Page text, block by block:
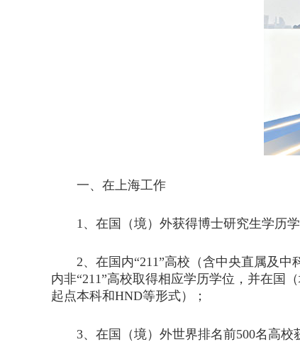
一、在上海工作
1、在国（境）外获得博士研究生学历学
2、在国内“211”高校（含中央直属及中
内非“211”高校取得相应学历学位，并在国
起点本科和HND等形式）；
3、在国（境）外世界排名前500名高校